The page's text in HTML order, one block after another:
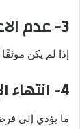
3- عدم الاعتراف بعقد السكن
إذا لم يكن
4- انتهاء الإقامة أثناء الإجراءات
ما يؤدي إلى